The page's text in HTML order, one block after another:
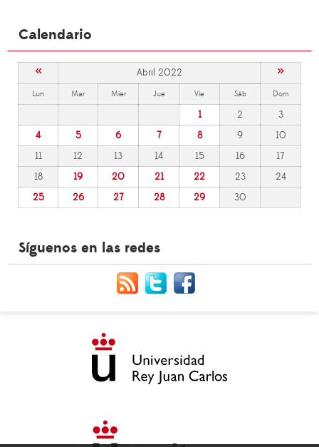
Calendario
« Abril 2022 »
Lun Mar Mier Jue Vie Sáb Dom
1 2
3
4
5 6 7 8 9
10
11
12 13 14 15 16
17
18
19 20 21 22 23
24
25
26 27 28 29 30
Síguenos en las redes